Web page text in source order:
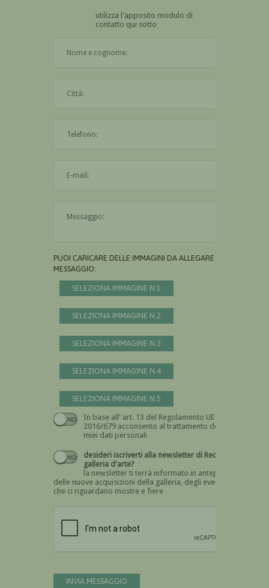
utilizza l'apposito modulo di
contatto qui sotto
PUOI CARICARE DELLE IMMAGINI DA ALLEGARE AL
MESSAGGIO:
SELEZIONA IMMAGINE N.1
SELEZIONA IMMAGINE N.2
SELEZIONA IMMAGINE N.3
SELEZIONA IMMAGINE N.4
SELEZIONA IMMAGINE N.5
In base all' art. 13 del Regolamento UE n.
2016/679 acconsento al trattamento dei
miei dati personali
Devi dare il consenso
desideri iscriverti alla newsletter di Recta
galleria d'arte?
la newsletter ti terrà informato in anteprima
delle nuove acquisizioni della galleria, degli eventi
che ci riguardano mostre e fiere
INVIA MESSAGGIO